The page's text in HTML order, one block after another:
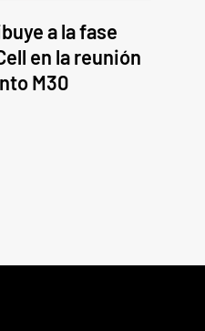
a la fase
en la reunión
M30